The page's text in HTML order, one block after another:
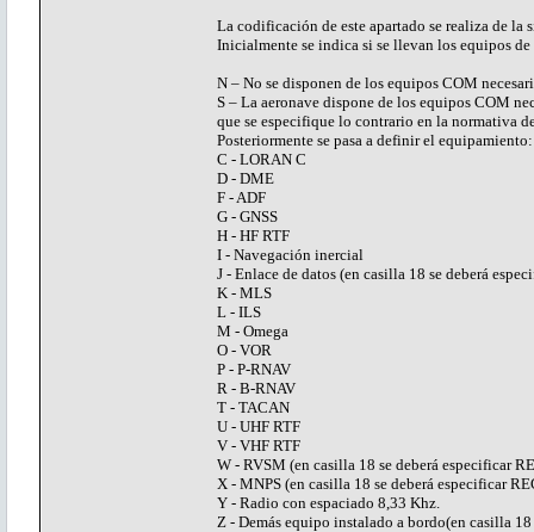
La codificación de este apartado se realiza de la
Inicialmente se indica si se llevan los equipos
N – No se disponen de los equipos COM
S – La aeronave dispone de los equipos COM
que se especifique lo contrario en la normativa
Posteriormente se pasa a definir el equipamiento:
C - LORAN C
D - DME
F - ADF
G - GNSS
H - HF RTF
I - Navegación inercial
J - Enlace de datos (en casilla 18 se deberá
K - MLS
L - ILS
M - Omega
O - VOR
P - P-RNAV
R - B-RNAV
T - TACAN
U - UHF RTF
V - VHF RTF
W - RVSM (en casilla 18 se deberá especificar
X - MNPS (en casilla 18 se deberá especificar
Y - Radio con espaciado 8,33 Khz.
Z - Demás equipo instalado a bordo(en casilla